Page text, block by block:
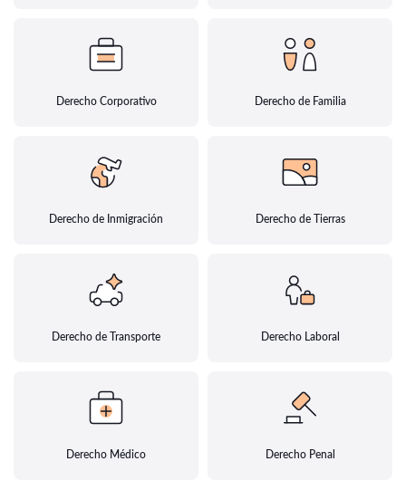
Derecho Corporativo Derecho de Familia
Derecho de Inmigración Derecho de Tierras
Derecho de Transporte Derecho Laboral
Derecho Médico Derecho Penal